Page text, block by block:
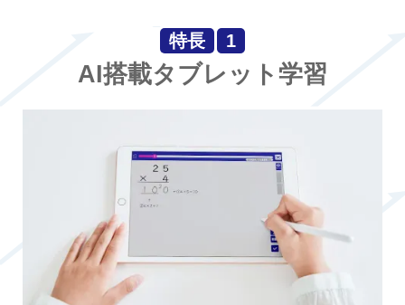
特長 1
AI搭載タブレット学習